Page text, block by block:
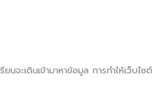
จะเดินเข้ามาหาข้อมูล การทำให้เว็บไซต์